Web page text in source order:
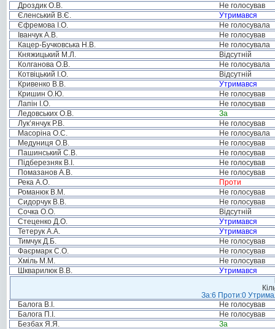
Дроздик О.В.
Не голосував
Єленський В.Є.
Утримався
Єфремова І.О.
Не голосувала
Іванчук А.В.
Не голосував
Кацер-Бучковська Н.В.
Не голосувала
Княжицький М.Л.
Відсутній
Колганова О.В.
Не голосувала
Котвіцький І.О.
Відсутній
Кривенко В.В.
Утримався
Кришин О.Ю.
Не голосував
Лапін І.О.
Не голосував
Ледовських О.В.
За
Лук’янчук Р.В.
Не голосував
Масоріна О.С.
Не голосувала
Медуниця О.В.
Не голосував
Пашинський С.В.
Не голосував
Підберезняк В.І.
Не голосував
Помазанов А.В.
Не голосував
Река А.О.
Проти
Романюк В.М.
Не голосував
Сидорчук В.В.
Не голосував
Сочка О.О.
Відсутній
Стеценко Д.О.
Утримався
Тетерук А.А.
Утримався
Тимчук Д.Б.
Не голосував
Фаєрмарк С.О.
Не голосував
Хміль М.М.
Не голосував
Шкварилюк В.В.
Утримався
За:6 Проти:0
Балога В.І.
Не голосував
Балога П.І.
Не голосував
Безбах Я.Я.
За